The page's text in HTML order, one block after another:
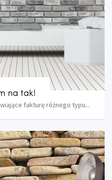
na tak!
fakturę różnego typu...